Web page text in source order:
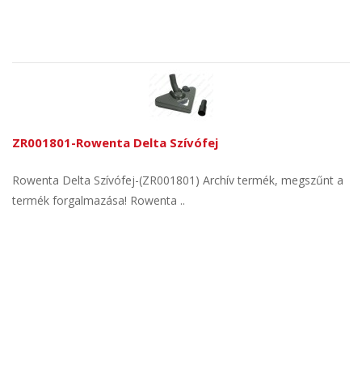
ZR001801-Rowenta Delta Szívófej
Rowenta Delta Szívófej-(ZR001801) Archív termék, megszűnt a
termék forgalmazása! Rowenta ..